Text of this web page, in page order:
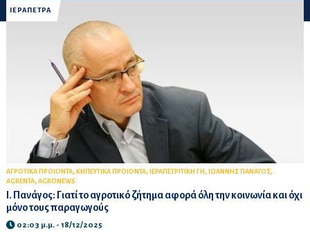
ΙΕΡΑΠΕΤΡΑ
ΑΓΡΟΤΙΚΑ ΠΡΟΙΟΝΤΑ, ΚΗΠΕΥΤΙΚΑ ΠΡΟΙΟΝΤΑ, ΙΕΡΑΠΕΤΡΙΤΙΚΗ ΓΗ , ΙΩΑΝΝΗΣ ΠΑΝΑΓΟΣ,
AGRENTA, AGRONEWS
Ι. Πανάγος: Γιατί το αγροτικό ζήτημα αφορά όλη την κοινωνία και όχι
μόνο τους παραγωγούς
02:03 μ.μ. - 18/12/2025